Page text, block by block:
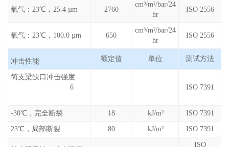
氧气：23℃，25.4 µm 2760
cm³/m²/bar/24
hr
ISO 2556
氧气：23℃，100.0 µm 650
cm³/m²/bar/24
hr
ISO 2556
冲击性能 额定值 单位 测试方法
简支梁缺口冲击强度
6
ISO 7391
-30℃，完全断裂 18 kJ/m² ISO 7391
23℃，局部断裂 80 kJ/m² ISO 7391
ISO